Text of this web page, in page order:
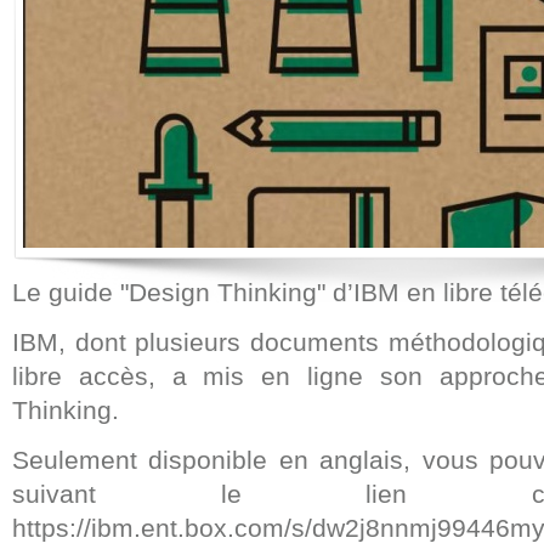
Le guide "Design Thinking" d’IBM en libre
IBM, dont plusieurs documents
libre accès, a mis en ligne son
Thinking.
Seulement disponible en anglais, vous
suivant le lien ci-
https://ibm.ent.box.com/s/